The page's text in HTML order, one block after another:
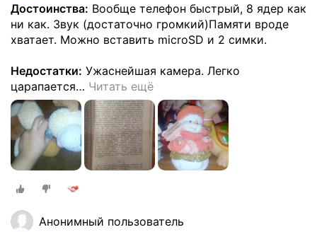
Достоинства: Вообще телефон быстрый, 8 ядер как
ни как. Звук (достаточно громкий)Памяти вроде
хватает. Можно вставить microSD и 2 симки.
Недостатки: Ужаснейшая камера. Легко
царапается… Читать ещё
Анонимный пользователь